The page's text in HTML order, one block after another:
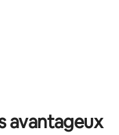
: 4,89 sur 5
avantageux